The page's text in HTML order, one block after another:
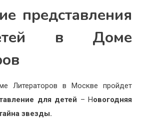
представления
в Доме
Литераторов в Москве пройдет
для детей – Новогодняя
звезды.